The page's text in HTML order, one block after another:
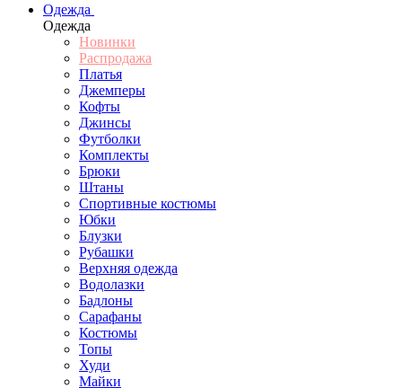
Одежда
Одежда
Новинки
Распродажа
Платья
Джемперы
Кофты
Джинсы
Футболки
Комплекты
Брюки
Штаны
Спортивные костюмы
Юбки
Блузки
Рубашки
Верхняя одежда
Водолазки
Бадлоны
Сарафаны
Костюмы
Топы
Худи
Майки